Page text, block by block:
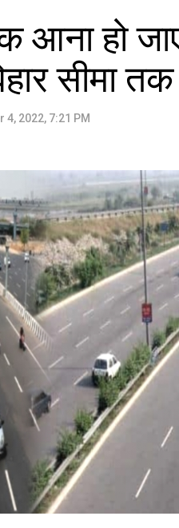
आना हो
सीमा
4, 2022, 7:21 PM